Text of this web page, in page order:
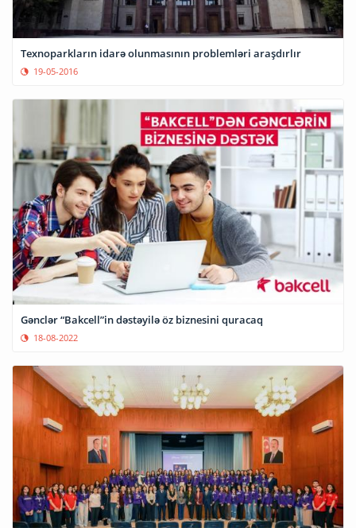
Texnoparkların idarə olunmasının problemləri araşdırlır
19-05-2016
Gənclər “Bakcell”in dəstəyilə öz biznesini quracaq
18-08-2022